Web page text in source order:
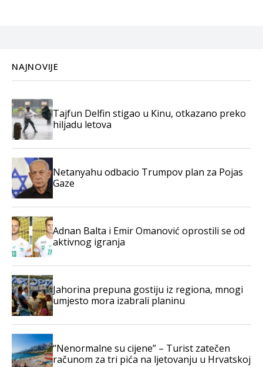
NAJNOVIJE
Tajfun Delfin stigao u Kinu, otkazano preko
hiljadu letova
Netanyahu odbacio Trumpov plan za Pojas
Gaze
Adnan Balta i Emir Omanović oprostili se od
aktivnog igranja
Jahorina prepuna gostiju iz regiona, mnogi
umjesto mora izabrali planinu
“Nenormalne su cijene” – Turist zatečen
računom za tri pića na ljetovanju u Hrvatskoj